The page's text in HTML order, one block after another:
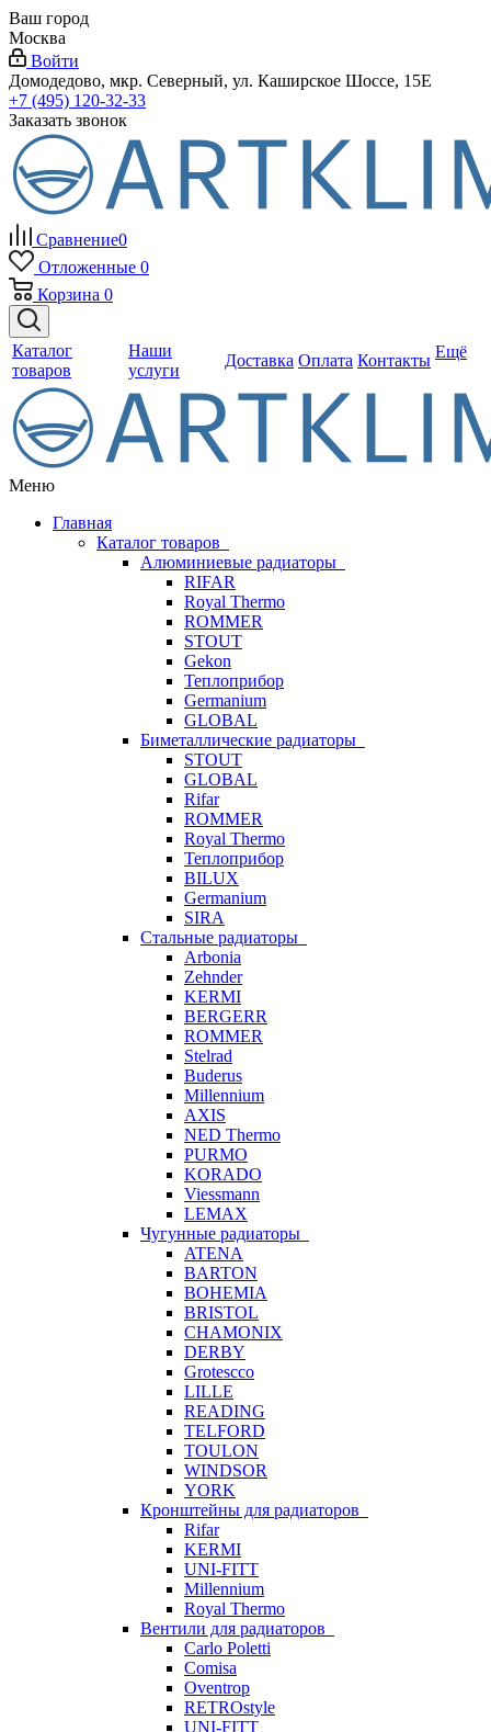
Ваш город
Москва
Войти
Домодедово, мкр. Северный, ул. Каширское Шоссе, 15Е
+7 (495) 120-32-33
Заказать звонок
Сравнение0
Отложенные 0
Корзина 0
Каталог
товаров
Наши
услуги
Доставка Оплата Контакты Ещё
Меню
Главная
Каталог товаров
Алюминиевые радиаторы
RIFAR
Royal Thermo
ROMMER
STOUT
Gekon
Теплоприбор
Germanium
GLOBAL
Биметаллические радиаторы
STOUT
GLOBAL
Rifar
ROMMER
Royal Thermo
Теплоприбор
BILUX
Germanium
SIRA
Стальные радиаторы
Arbonia
Zehnder
KERMI
BERGERR
ROMMER
Stelrad
Buderus
Millennium
AXIS
NED Thermo
PURMO
KORADO
Viessmann
LEMAX
Чугунные радиаторы
ATENA
BARTON
BOHEMIA
BRISTOL
CHAMONIX
DERBY
Grotescco
LILLE
READING
TELFORD
TOULON
WINDSOR
YORK
Кронштейны для радиаторов
Rifar
KERMI
UNI-FITT
Millennium
Royal Thermo
Вентили для радиаторов
Carlo Poletti
Comisa
Oventrop
RETROstyle
UNI-FITT